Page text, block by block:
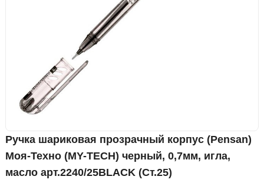
Ручка шариковая прозрачный корпус (Pensan)
Моя-Техно (MY-TECH) черный, 0,7мм, игла,
масло арт.2240/25BLACK (Ст.25)